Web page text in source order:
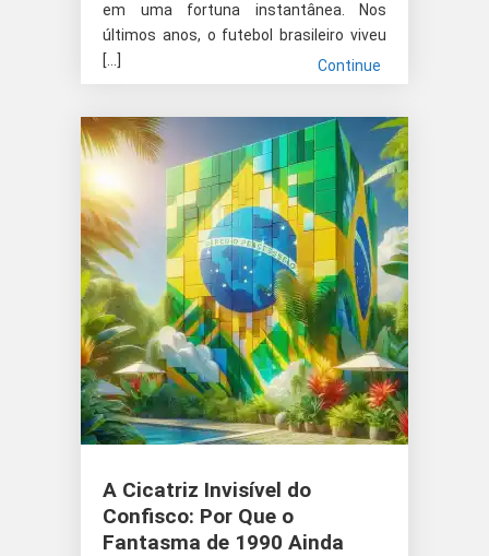
em uma fortuna instantânea. Nos
últimos anos, o futebol brasileiro viveu
[…]
Continue
A Cicatriz Invisível do
Confisco: Por Que o
Fantasma de 1990 Ainda